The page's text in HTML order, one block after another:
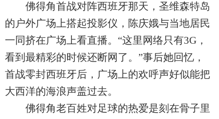
佛得角首战对阵西班牙那天，圣维森特岛
的户外广场上搭起投影仪，陈庆娥与当地居民
一同挤在广场上看直播。“这里网络只有3G，
看到最精彩的时候还断网了。”事后她回忆，
首战零封西班牙后，广场上的欢呼声好似能把
大西洋的海浪声盖过去。
佛得角老百姓对足球的热爱是刻在骨子里